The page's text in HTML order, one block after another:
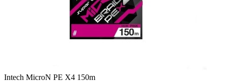
Intech MicroN PE X4 150m